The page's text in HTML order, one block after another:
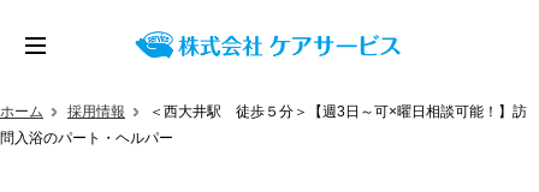
ホーム 採用情報
＜西大井駅 徒歩５分＞【週3日～可×曜日相談可能！】訪
問入浴のパート・ヘルパー